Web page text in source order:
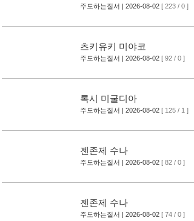
주도하는질서 | 2026-08-02 [ 223 / 0 ]
츠키유키 미야코
주도하는질서 | 2026-08-02 [ 92 / 0 ]
록시 미굴디아
주도하는질서 | 2026-08-02 [ 125 / 1 ]
젠존제 수나
주도하는질서 | 2026-08-02 [ 82 / 0 ]
젠존제 수나
주도하는질서 | 2026-08-02 [ 74 / 0 ]